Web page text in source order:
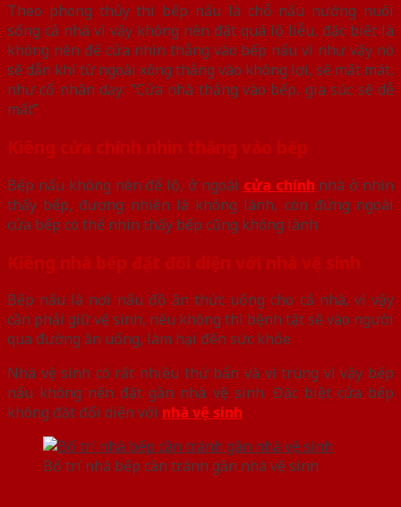
Theo phong thủy thì bếp nấu là chỗ nấu nướng nuôi
sống cả nhà vì vậy không nên đặt quá lộ liễu, đặc biệt là
không nên để cửa nhìn thẳng vào bếp nấu vì như vậy nó
sẽ dẫn khí từ ngoài xông thẳng vào không lợi, sẽ mất mát,
như cổ nhân dạy: “Cửa nhà thẳng vào bếp, gia súc sẽ dễ
mất”
Kiêng cửa chính nhìn thẳng vào bếp
Bếp nấu không nên để lộ, ở ngoài cửa chính nhà ở nhìn
thấy bếp, đương nhiên là không lành, còn đứng ngoài
cửa bếp có thể nhìn thấy bếp cũng không lành
Kiêng nhà bếp đặt đối diện với nhà vệ sinh
Bếp nấu là nơi nấu đồ ăn thức uống cho cả nhà, vì vậy
cần phải giữ vệ sinh, nếu không thì bệnh tật sẽ vào người
qua đường ăn uống, làm hại đến sức khỏe
Nhà vệ sinh có rất nhiều thứ bẩn và vi trùng vì vậy bếp
nấu không nên đặt gần nhà vệ sinh. Đặc biệt cửa bếp
không đặt đối diện với nhà vệ sinh
Bố trí nhà bếp cần tránh gần nhà vệ sinh